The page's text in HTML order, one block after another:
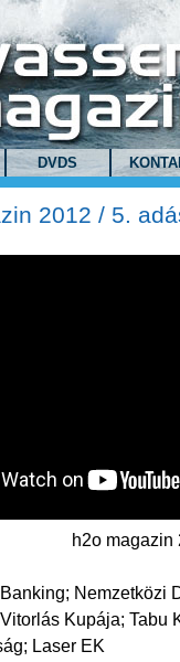
DVDS
2012 / 5.
h2o magazin
Nemzetközi
Kupája; Tabu
Laser EK